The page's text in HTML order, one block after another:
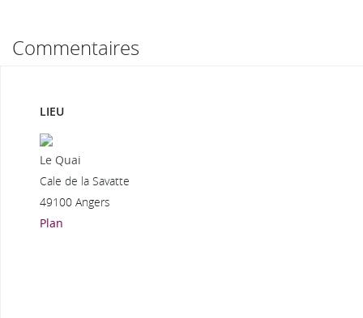
Commentaires
LIEU
Le Quai
Cale de la Savatte
49100 Angers
Plan